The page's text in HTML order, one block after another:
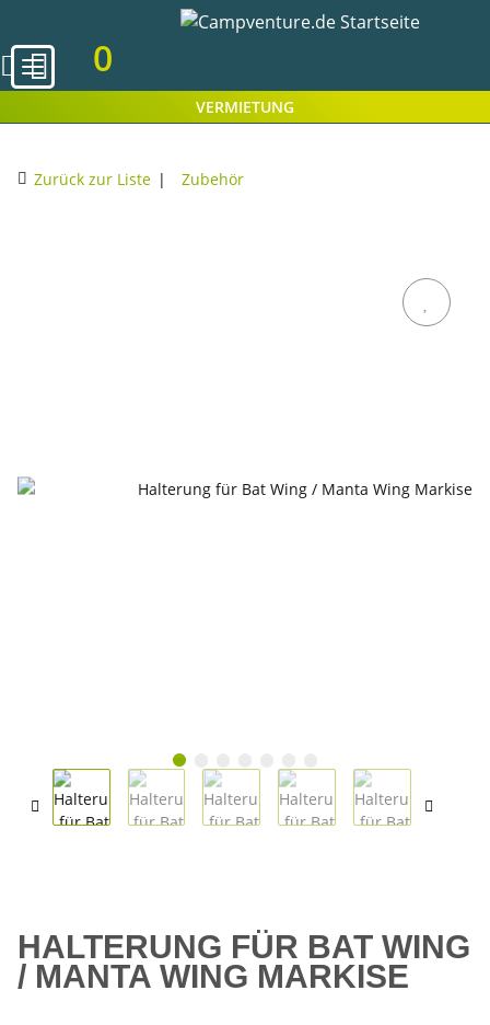
0
VERMIETUNG
Zurück zur Liste Zubehör
HALTERUNG FÜR BAT WING
/ MANTA WING MARKISE